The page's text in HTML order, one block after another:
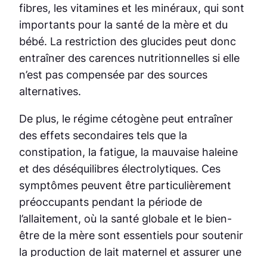
fibres, les vitamines et les minéraux, qui sont
importants pour la santé de la mère et du
bébé. La restriction des glucides peut donc
entraîner des carences nutritionnelles si elle
n’est pas compensée par des sources
alternatives.
De plus, le régime cétogène peut entraîner
des effets secondaires tels que la
constipation, la fatigue, la mauvaise haleine
et des déséquilibres électrolytiques. Ces
symptômes peuvent être particulièrement
préoccupants pendant la période de
l’allaitement, où la santé globale et le bien-
être de la mère sont essentiels pour soutenir
la production de lait maternel et assurer une